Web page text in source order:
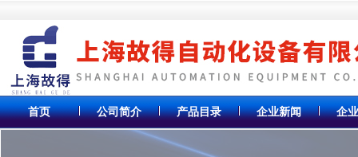
首页 公司简介 产品目录 企业新闻 企